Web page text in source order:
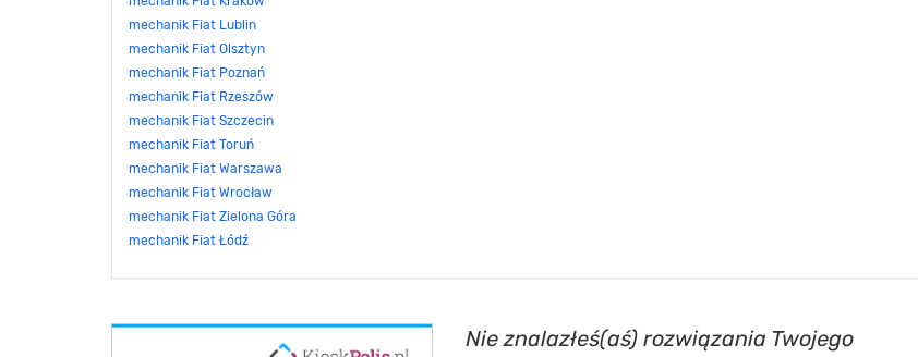
mechanik Fiat Lublin
mechanik Fiat Olsztyn
mechanik Fiat Poznań
mechanik Fiat Rzeszów
mechanik Fiat Szczecin
mechanik Fiat Toruń
mechanik Fiat Warszawa
mechanik Fiat Wrocław
mechanik Fiat Zielona Góra
mechanik Fiat Łódź
Nie znalazłeś(aś) rozwiązania Twojego